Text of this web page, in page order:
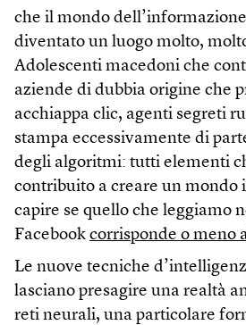
che il mondo
diventato un luogo molto,
Adolescenti macedoni che
aziende di dubbia origine che
acchiappa clic, agenti segreti
stampa eccessivamente di
degli algoritmi: tutti elementi
contribuito a creare un mondo
capire se quello che leggiamo
Facebook corrisponde o meno
Le nuove tecniche
lasciano presagire una realtà
reti neurali, una particolare